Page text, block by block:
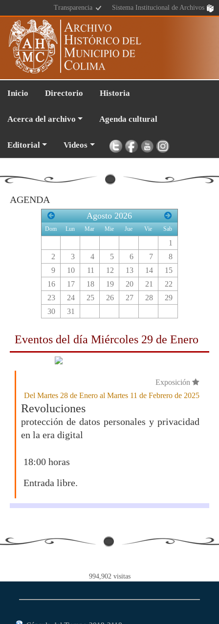
Sistema Institucional de Archivos
Transparencia
Inicio Directorio Historia
Acerca del archivo Agenda cultural
Editorial Videos
AGENDA
Agosto2026
Dom Lun Mar Mie Jue Vie Sab
1
2
3 4 5 6 7
8
9
10 11 12 13 14
15
16
17 18 19 20 21
22
23
24 25 26 27 28
29
30
31
Eventos del día Miércoles 29 de Enero
Exposición
Del Martes 28 de Enero al Martes 11 de Febrero de 2025
Revoluciones
protección de datos personales y privacidad
en la era digital
18:00 horas
Entrada libre.
994,902visitas